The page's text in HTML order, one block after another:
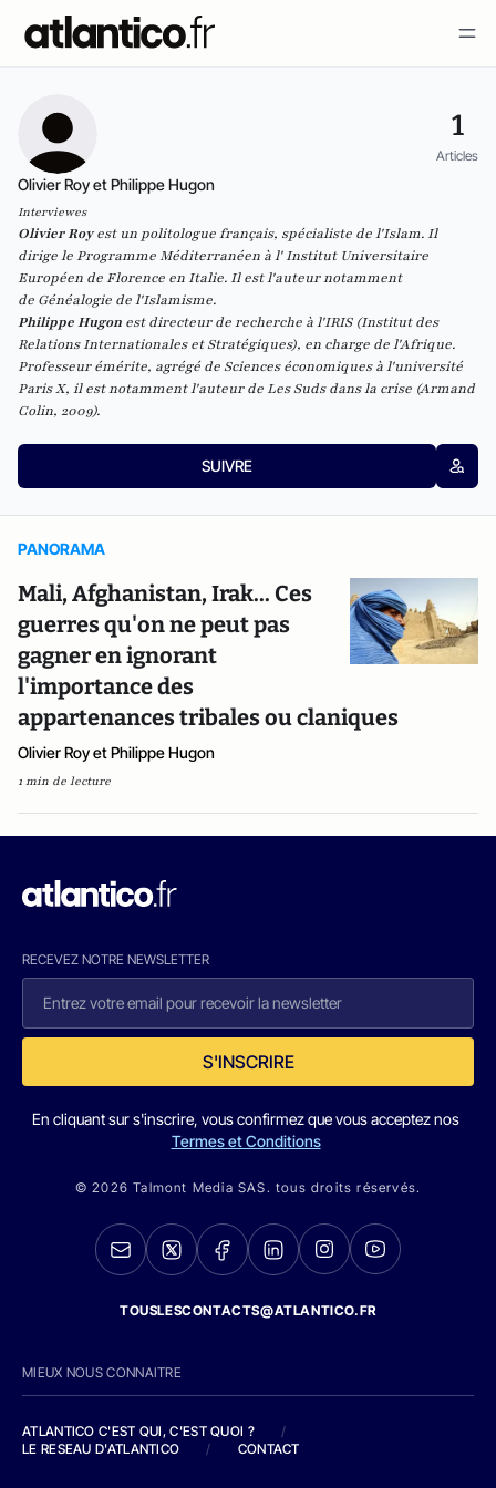
1
Articles
Olivier Roy et Philippe Hugon
Interviewes
Olivier Royest un politologue français, spécialiste de l'Islam. Il
dirige le Programme Méditerranéen à l' Institut Universitaire
Européen de Florence en Italie. Il est l'auteur notamment
de Généalogie de l'Islamisme.
Philippe Hugon est directeur de recherche à l'IRIS (Institut des
Relations Internationales et Stratégiques), en charge de l'Afrique.
Professeur émérite, agrégé de Sciences économiques à l'université
Paris X, il est notamment l'auteur deLes Suds dans la crise (Armand
Colin, 2009).
SUIVRE
PANORAMA
Mali, Afghanistan, Irak... Ces
guerres qu'on ne peut pas
gagner en ignorant
l'importance des
appartenances tribales ou claniques
Olivier Roy et Philippe Hugon
1 min de lecture
RECEVEZ NOTRE NEWSLETTER
S'INSCRIRE
En cliquant sur s'inscrire, vous confirmez que vous acceptez nos
Termes et Conditions
© 2026 Talmont Media SAS. tous droits réservés.
TOUSLESCONTACTS@ATLANTICO.FR
MIEUX NOUS CONNAITRE
ATLANTICO C'EST QUI, C'EST QUOI ?
/
LE RESEAU D'ATLANTICO
/ CONTACT